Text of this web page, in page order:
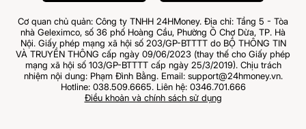
Cơ quan chủ quản: Công ty TNHH 24HMoney. Địa chỉ: Tầng 5 - Tòa
nhà Geleximco, số 36 phố Hoàng Cầu, Phường Ô Chợ Dừa, TP. Hà
Nội. Giấy phép mạng xã hội số 203/GP-BTTTT do BỘ THÔNG TIN
VÀ TRUYỀN THÔNG cấp ngày 09/06/2023 (thay thế cho Giấy phép
mạng xã hội số 103/GP-BTTTT cấp ngày 25/3/2019). Chịu trách
nhiệm nội dung: Phạm Đình Bằng. Email: support@24hmoney.vn.
Hotline: 038.509.6665. Liên hệ: 0346.701.666
Điều khoản và chính sách sử dụng